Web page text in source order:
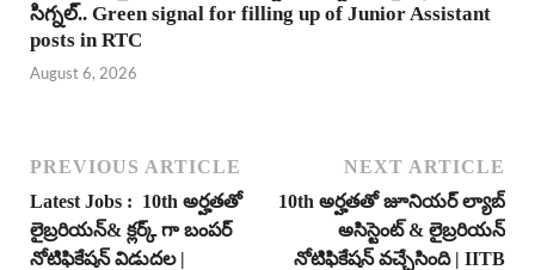
సిగ్నల్.. Green signal for filling up of Junior Assistant
posts in RTC
August 6, 2026
PREVIOUS ARTICLE
Latest Jobs : 10th అర్హతతో
లైబ్రరియన్& క్లర్క్ గా బంపర్
నోటిఫికేషన్ విడుదల |
NEXT ARTICLE
10th అర్హతతో జూనియర్ ల్యాబ్
అసిస్టెంట్ & లైబ్రరియన్
నోటిఫికేషన్ వచ్చేసింది | IITB